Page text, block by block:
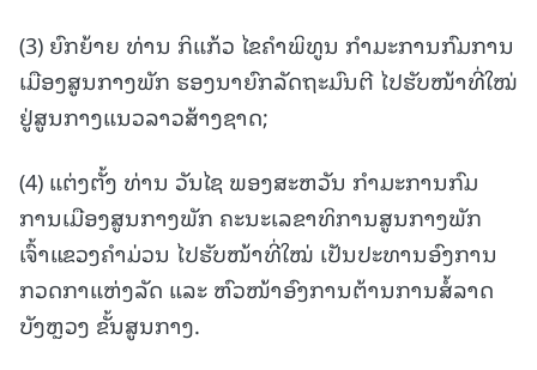
(3) ຍົກຍ້າຍ ທ່ານ ກິແກ້ວ ໄຂຄຳພິທູນ ກຳມະການກົມການ
ເມືອງສູນກາງພັກ ຮອງນາຍົກລັດຖະມົນຕີ ໄປຮັບໜ້າທີ່ໃໝ່
ຢູ່ສູນກາງແນວລາວສ້າງຊາດ;
(4) ແຕ່ງຕັ້ງ ທ່ານ ວັນໄຊ ພອງສະຫວັນ ກຳມະການກົມ
ການເມືອງສູນກາງພັກ ຄະນະເລຂາທິການສູນກາງພັກ
ເຈົ້າແຂວງຄຳມ່ວນ ໄປຮັບໜ້າທີ່ໃໝ່ ເປັນປະທານອົງການ
ກວດກາແຫ່ງລັດ ແລະ ຫົວໜ້າອົງການຕ້ານການສໍ້ລາດ
ບັງຫຼວງ ຂັ້ນສູນກາງ.